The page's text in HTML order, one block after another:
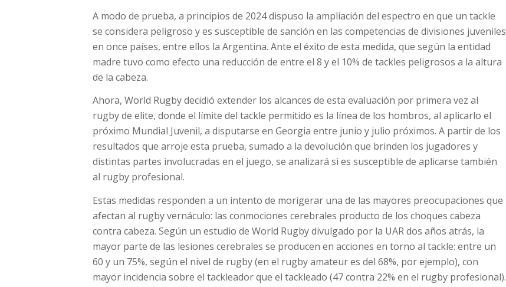
A modo de prueba, a principios de 2024 dispuso la ampliación del espectro en que un tackle
se considera peligroso y es susceptible de sanción en las competencias de divisiones juveniles
en once países, entre ellos la Argentina. Ante el éxito de esta medida, que según la entidad
madre tuvo como efecto una reducción de entre el 8 y el 10% de tackles peligrosos a la altura
de la cabeza.
Ahora, World Rugby decidió extender los alcances de esta evaluación por primera vez al
rugby de elite, donde el límite del tackle permitido es la línea de los hombros, al aplicarlo el
próximo Mundial Juvenil, a disputarse en Georgia entre junio y julio próximos. A partir de los
resultados que arroje esta prueba, sumado a la devolución que brinden los jugadores y
distintas partes involucradas en el juego, se analizará si es susceptible de aplicarse también
al rugby profesional.
Estas medidas responden a un intento de morigerar una de las mayores preocupaciones que
afectan al rugby vernáculo: las conmociones cerebrales producto de los choques cabeza
contra cabeza. Según un estudio de World Rugby divulgado por la UAR dos años atrás, la
mayor parte de las lesiones cerebrales se producen en acciones en torno al tackle: entre un
60 y un 75%, según el nivel de rugby (en el rugby amateur es del 68%, por ejemplo), con
mayor incidencia sobre el tackleador que el tackleado (47 contra 22% en el rugby profesional).